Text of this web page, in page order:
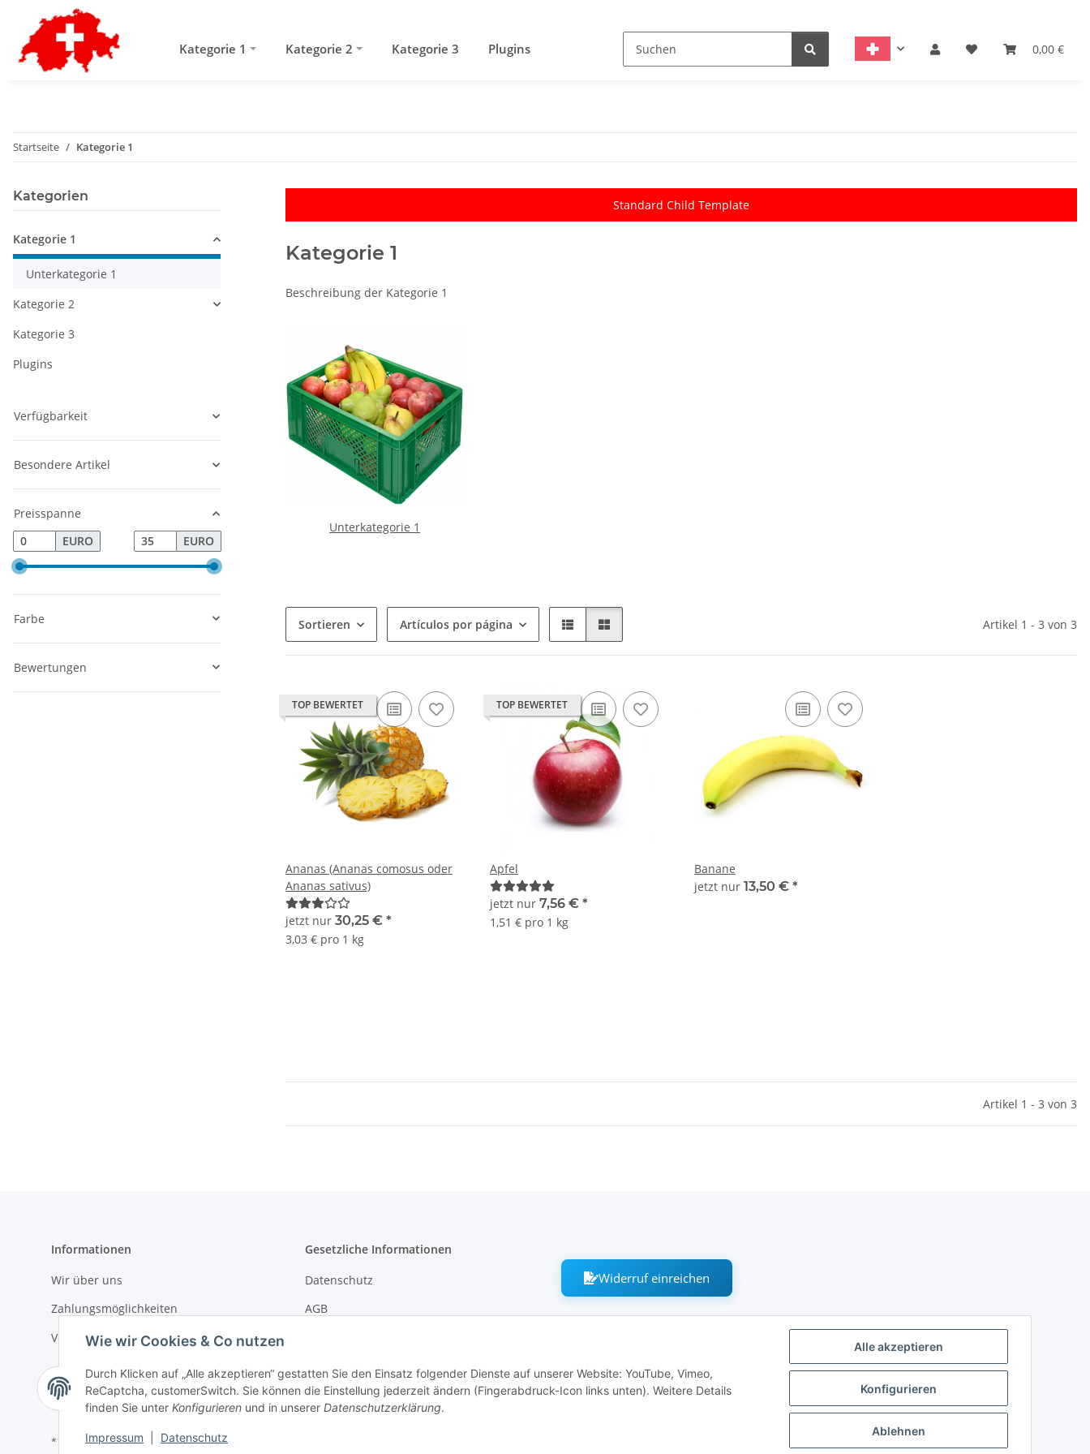
Alle akzeptieren
Konfigurieren
Ablehnen
Wie wir Cookies & Co nutzen
Durch Klicken auf „Alle akzeptieren“ gestatten Sie den Einsatz folgender Dienste auf unserer Website: YouTube, Vimeo,
ReCaptcha, customerSwitch. Sie können die Einstellung jederzeit ändern (Fingerabdruck-Icon links unten). Weitere Details
finden Sie unter Konfigurieren und in unserer Datenschutzerklärung.
Impressum Datenschutz
0,00 €
Kategorie 1 Kategorie 2 Kategorie 3 Plugins
Startseite Kategorie 1
Standard Child Template
Kategorie 1
Beschreibung der Kategorie 1
Unterkategorie 1
Sortieren Artículos por página Artikel 1 - 3 von 3
TOP BEWERTET
Ananas (Ananas comosus oder
Ananas sativus)
jetzt nur 30,25 € *
3,03 € pro 1 kg
TOP BEWERTET
Apfel
jetzt nur 7,56 € *
1,51 € pro 1 kg
Banane
jetzt nur 13,50 € *
Artikel 1 - 3 von 3
Kategorien
Kategorie 1
Unterkategorie 1
Kategorie 2
Kategorie 3
Plugins
Verfügbarkeit
Besondere Artikel
Preisspanne
EURO
EURO
Farbe
Bewertungen
Informationen
Wir über uns
Zahlungsmöglichkeiten
Versandinformationen
Gesetzliche Informationen
Datenschutz
AGB
Impressum
Widerrufsrecht
Widerruf einreichen
* Alle Preise inkl. gesetzlicher USt., zzgl.